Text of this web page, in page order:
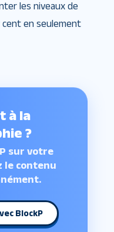
les niveaux de
en seulement
à la
?
sur votre
le contenu
BlockP